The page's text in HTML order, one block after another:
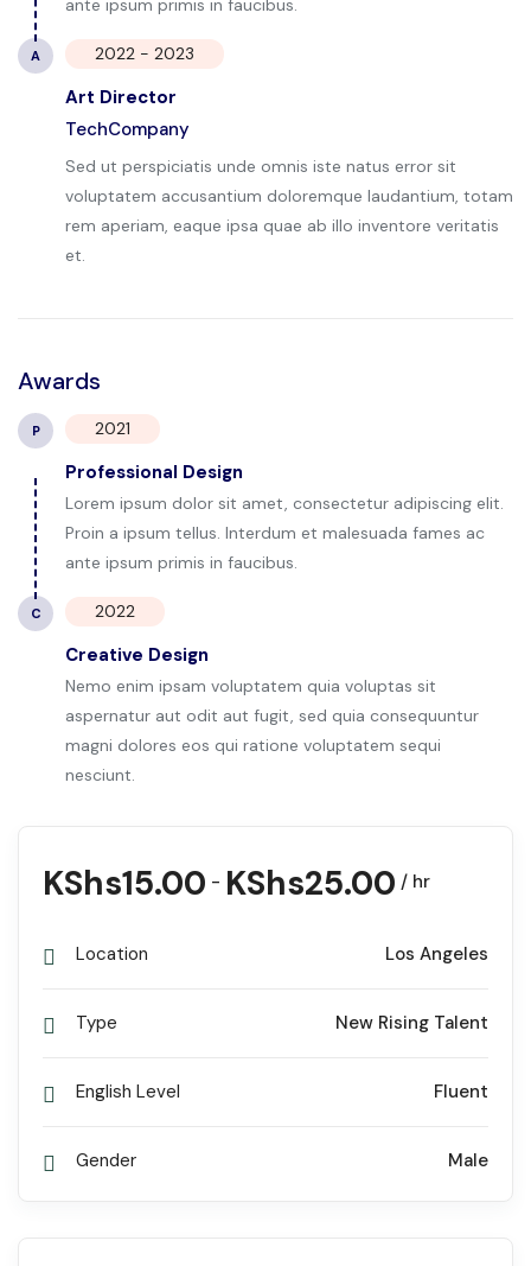
ante ipsum primis in faucibus.
A 2022 - 2023
Art Director
TechCompany
Sed ut perspiciatis unde omnis iste natus error sit
voluptatem accusantium doloremque laudantium, totam
rem aperiam, eaque ipsa quae ab illo inventore veritatis
et.
Awards
P 2021
Professional Design
Lorem ipsum dolor sit amet, consectetur adipiscing elit.
Proin a ipsum tellus. Interdum et malesuada fames ac
ante ipsum primis in faucibus.
C 2022
Creative Design
Nemo enim ipsam voluptatem quia voluptas sit
aspernatur aut odit aut fugit, sed quia consequuntur
magni dolores eos qui ratione voluptatem sequi
nesciunt.
KShs15.00 - KShs25.00 / hr
Location Los Angeles
Type New Rising Talent
English Level Fluent
Gender Male